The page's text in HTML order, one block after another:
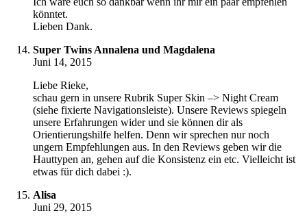
könntet.
Lieben Dank.
Super Twins Annalena und Magdalena
Juni 14, 2015
Liebe Rieke,
schau gern in unsere Rubrik Super Skin –> Night Cream
(siehe fixierte Navigationsleiste). Unsere Reviews spiegeln
unsere Erfahrungen wider und sie können dir als
Orientierungshilfe helfen. Denn wir sprechen nur noch
ungern Empfehlungen aus. In den Reviews geben wir die
Hauttypen an, gehen auf die Konsistenz ein etc. Vielleicht ist
etwas für dich dabei :).
Alisa
Juni 29, 2015